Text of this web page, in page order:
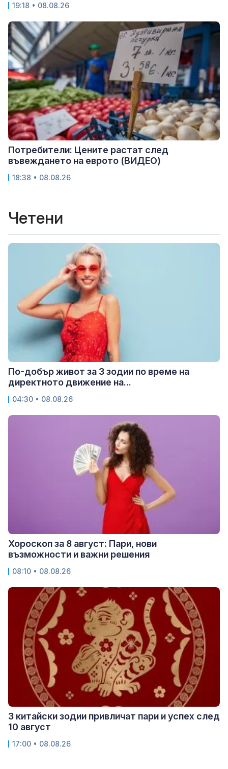
19:18 • 08.08.26
Потребители: Цените растат след
въвеждането на еврото (ВИДЕО)
18:38 • 08.08.26
Четени
По-добър живот за 3 зодии по време на
директното движение на...
04:30 • 08.08.26
Хороскоп за 8 август: Пари, нови
възможности и важни решения
08:10 • 08.08.26
3 китайски зодии привличат пари и успех след
10 август
17:00 • 08.08.26